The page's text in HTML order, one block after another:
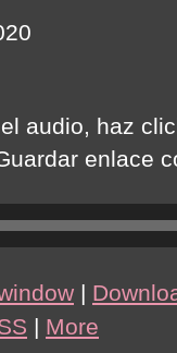
audio, haz
enlace
|
| More